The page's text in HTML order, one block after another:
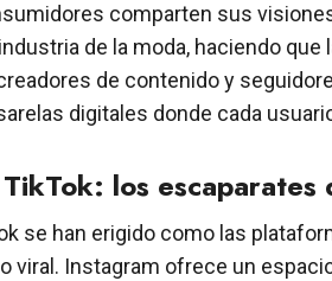
comparten sus
de la moda, haciendo
de contenido y
digitales donde cada
los
se han erigido como las
viral. Instagram ofrece un